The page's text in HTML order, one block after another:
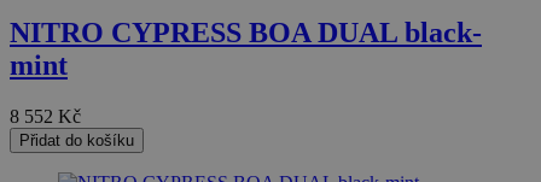
NITRO CYPRESS BOA DUAL black-
mint
8 552 Kč
Přidat do košíku